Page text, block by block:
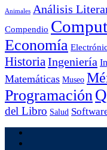
Animales Análisis
Compendio
Economía
HistoriaIngeniería
Matemáticas Museo
Programación
del Libro Salud